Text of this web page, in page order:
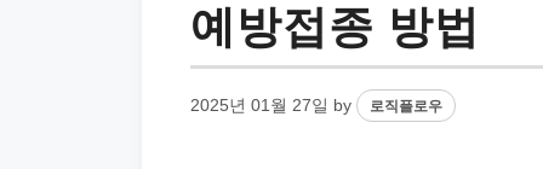
예방접종 방법
2025년 01월 27일 by 로직플로우